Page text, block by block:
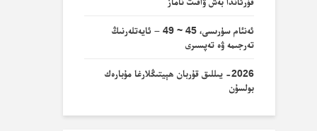
ئەنئام سۈرىسى، 45 ~ 49 – ئايەتلەرنىڭ
تەرجىمە ۋە تەپسىرى
2026- يىللىق قۇربان ھېيتىڭلارغا مۇبارەك
بولسۇن